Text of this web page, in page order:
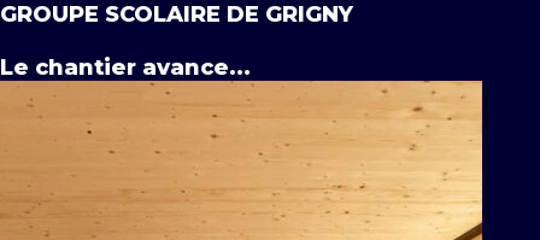
GROUPE SCOLAIRE DE GRIGNY
Le chantier avance...